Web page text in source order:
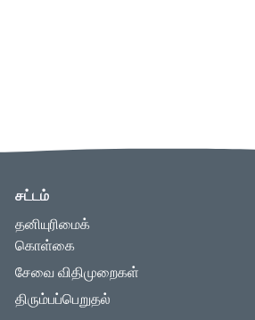
சட்டம்
தனியுரிமைக்
கொள்கை
சேவை விதிமுறைகள்
திரும்பப்பெறுதல்